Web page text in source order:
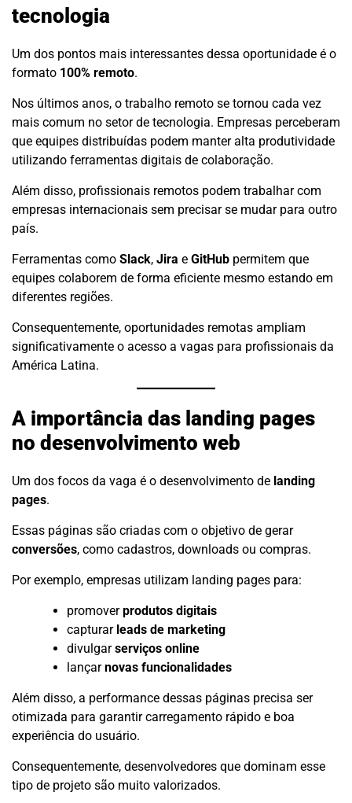
tecnologia
Um dos pontos mais interessantes dessa oportunidade é o
formato 100% remoto.
Nos últimos anos, o trabalho remoto se tornou cada vez
mais comum no setor de tecnologia. Empresas perceberam
que equipes distribuídas podem manter alta produtividade
utilizando ferramentas digitais de colaboração.
Além disso, profissionais remotos podem trabalhar com
empresas internacionais sem precisar se mudar para outro
país.
Ferramentas como Slack, Jira e GitHub permitem que
equipes colaborem de forma eficiente mesmo estando em
diferentes regiões.
Consequentemente, oportunidades remotas ampliam
significativamente o acesso a vagas para profissionais da
América Latina.
A importância das landing pages
no desenvolvimento web
Um dos focos da vaga é o desenvolvimento de landing
pages.
Essas páginas são criadas com o objetivo de gerar
conversões, como cadastros, downloads ou compras.
Por exemplo, empresas utilizam landing pages para:
promoverprodutos digitais
capturar leads de marketing
divulgarserviços online
lançarnovas funcionalidades
Além disso, a performance dessas páginas precisa ser
otimizada para garantir carregamento rápido e boa
experiência do usuário.
Consequentemente, desenvolvedores que dominam esse
tipo de projeto são muito valorizados.